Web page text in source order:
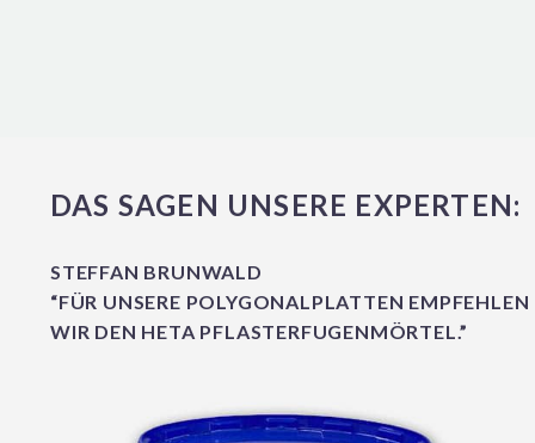
DAS SAGEN UNSERE EXPERTEN:
STEFFAN BRUNWALD
“FÜR UNSERE POLYGONALPLATTEN EMPFEHLEN
WIR DEN HETA PFLASTERFUGENMÖRTEL.”